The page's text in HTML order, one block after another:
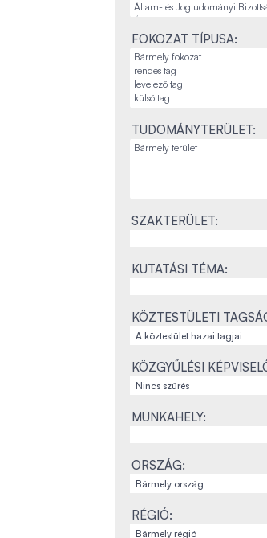
FOKOZAT TÍPUSA:
TUDOMÁNYTERÜLET:
SZAKTERÜLET:
KUTATÁSI TÉMA:
KÖZTESTÜLETI
KÖZGYŰLÉSI
MUNKAHELY:
ORSZÁG:
RÉGIÓ: